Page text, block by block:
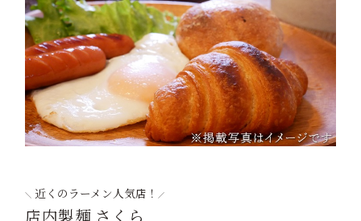
近くのラーメン人気店！
店内製麺 さくら